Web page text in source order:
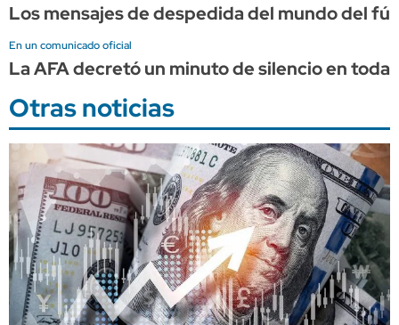
Los mensajes de despedida del mundo del
En un comunicado oficial
La AFA decretó un minuto de silencio en
Otras noticias